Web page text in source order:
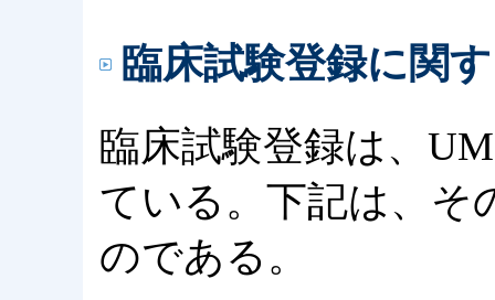
臨床試験登録に関
臨床試験登録は、
ている。下記は、そ
のである。